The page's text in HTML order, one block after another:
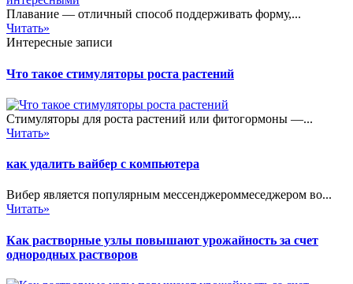
Плавание — отличный способ поддерживать форму,...
Читать»
Интересные записи
Что такое стимуляторы роста растений
Стимуляторы для роста растений или фитогормоны —...
Читать»
как удалить вайбер с компьютера
Вибер является популярным мессенджероммеседжером во...
Читать»
Как растворные узлы повышают урожайность за счет
однородных растворов